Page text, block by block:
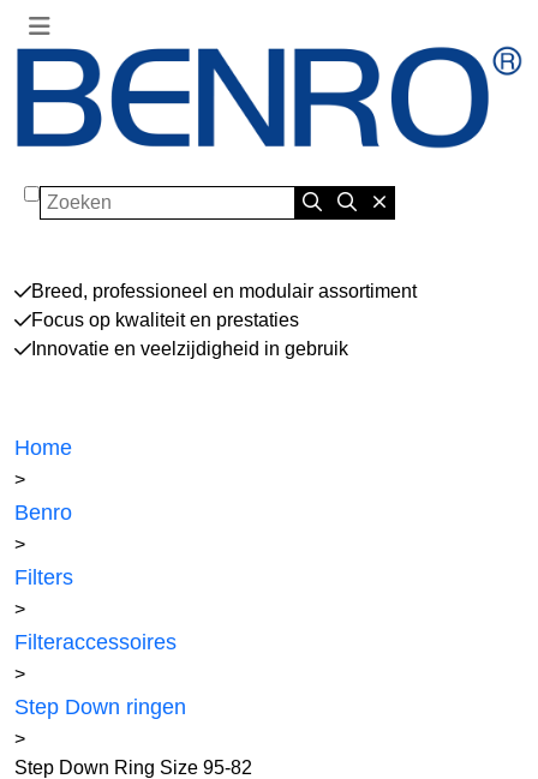
Zoeken
Breed, professioneel en modulair assortiment
Focus op kwaliteit en prestaties
Innovatie en veelzijdigheid in gebruik
Home
>
Benro
>
Filters
>
Filteraccessoires
>
Step Down ringen
>
Step Down Ring Size 95-82